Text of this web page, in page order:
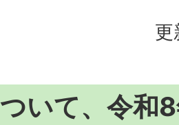
更
いて、令和